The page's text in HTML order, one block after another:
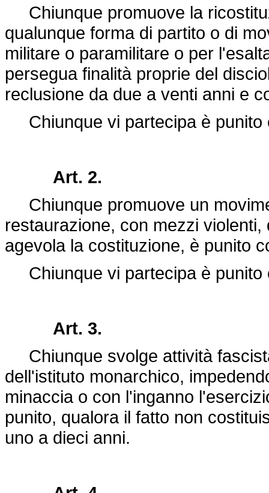
Chiunque promuove la
qualunque forma di partito o di
militare o paramilitare o per
persegua finalità proprie del
reclusione da due a venti anni e
Chiunque vi partecipa è punito
Art. 2.
Chiunque promuove un
restaurazione, con mezzi
agevola la costituzione, è punito
Chiunque vi partecipa è punito
Art. 3.
Chiunque svolge attività
dell'istituto monarchico,
minaccia o con l'inganno
punito, qualora il fatto non
uno a dieci anni.